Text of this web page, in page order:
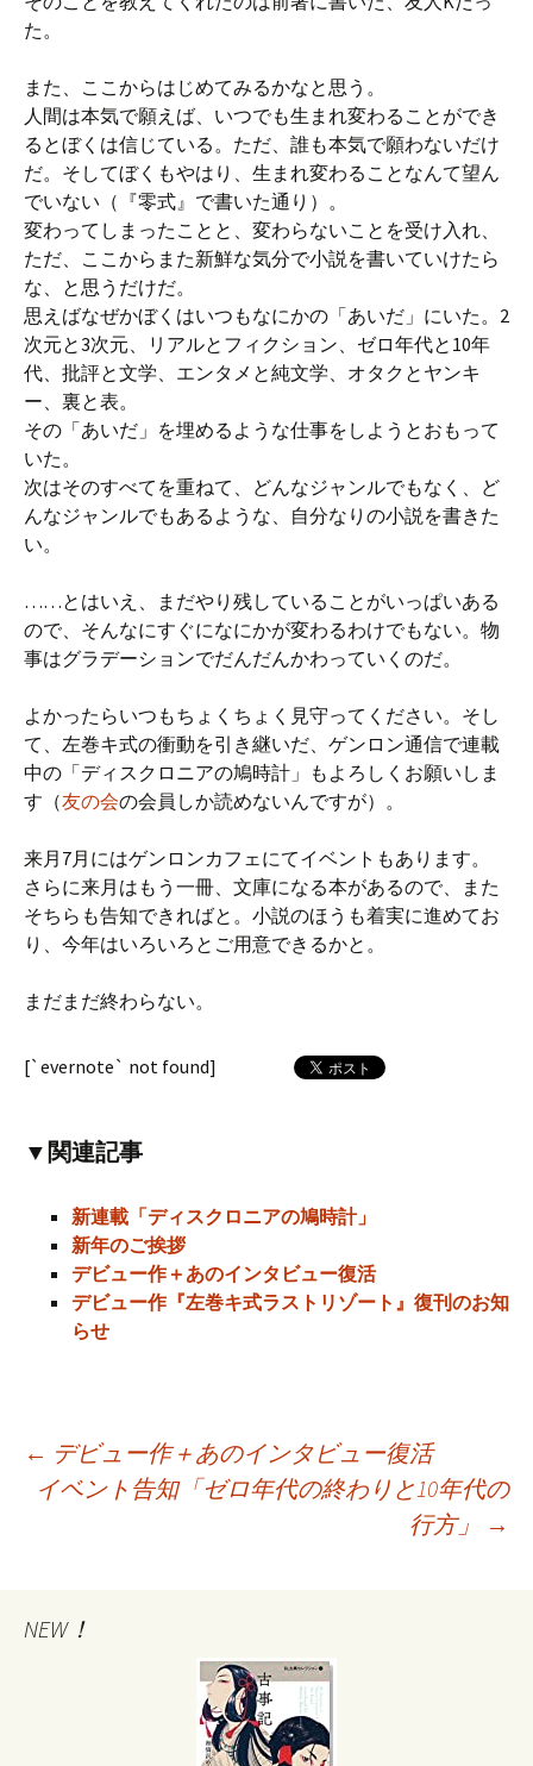
た。
また、ここからはじめてみるかなと思う。
人間は本気で願えば、いつでも生まれ変わることができ
るとぼくは信じている。ただ、誰も本気で願わないだけ
だ。そしてぼくもやはり、生まれ変わることなんて望ん
でいない（『零式』で書いた通り）。
変わってしまったことと、変わらないことを受け入れ、
ただ、ここからまた新鮮な気分で小説を書いていけたら
な、と思うだけだ。
思えばなぜかぼくはいつもなにかの「あいだ」にいた。2
次元と3次元、リアルとフィクション、ゼロ年代と10年
代、批評と文学、エンタメと純文学、オタクとヤンキ
ー、裏と表。
その「あいだ」を埋めるような仕事をしようとおもって
いた。
次はそのすべてを重ねて、どんなジャンルでもなく、ど
んなジャンルでもあるような、自分なりの小説を書きた
い。
……とはいえ、まだやり残していることがいっぱいある
ので、そんなにすぐになにかが変わるわけでもない。物
事はグラデーションでだんだんかわっていくのだ。
よかったらいつもちょくちょく見守ってください。そし
て、左巻キ式の衝動を引き継いだ、ゲンロン通信で連載
中の「ディスクロニアの鳩時計」もよろしくお願いしま
す（友の会の会員しか読めないんですが）。
来月7月にはゲンロンカフェにてイベントもあります。
さらに来月はもう一冊、文庫になる本があるので、また
そちらも告知できればと。小説のほうも着実に進めてお
り、今年はいろいろとご用意できるかと。
まだまだ終わらない。
[`evernote` not found]
▼関連記事
新連載「ディスクロニアの鳩時計」
新年のご挨拶
デビュー作＋あのインタビュー復活
デビュー作『左巻キ式ラストリゾート』復刊のお知
らせ
投
ナ
← デビュー作＋あのインタビュー復活
イベント告知「ゼロ年代の終わりと10年代の
行方」
→
NEW！